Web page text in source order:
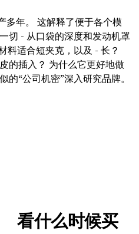
多年。 这解释了便于各个模
切 - 从口袋的深度和发动机罩
料适合短夹克，以及 - 长？
的插入？ 为什么它更好地做
“公司机密”深入研究品牌。
看什么时候买